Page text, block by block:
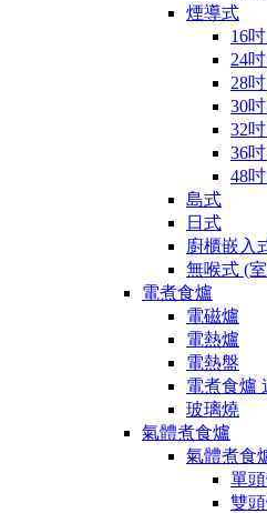
煙導式
16
24
28
30
32
36
48
島式
日式
廚櫃嵌入
無喉式 (
電煮食爐
電磁爐
電熱爐
電熱盤
電煮食爐
玻璃燒
氣體煮食爐
氣體煮食
單
雙